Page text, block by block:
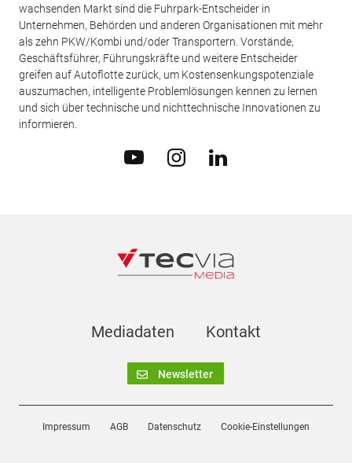
wachsenden Markt sind die Fuhrpark-Entscheider in
Unternehmen, Behörden und anderen Organisationen mit mehr
als zehn PKW/Kombi und/oder Transportern. Vorstände,
Geschäftsführer, Führungskräfte und weitere Entscheider
greifen auf Autoflotte zurück, um Kostensenkungspotenziale
auszumachen, intelligente Problemlösungen kennen zu lernen
und sich über technische und nichttechnische Innovationen zu
informieren.
Mediadaten Kontakt
Newsletter
Impressum AGB Datenschutz Cookie-Einstellungen